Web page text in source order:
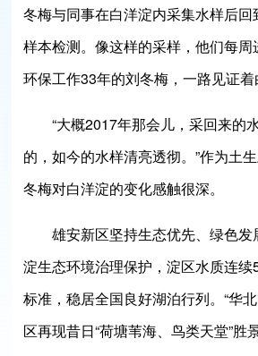
冬梅与同事在白洋淀内采集水样后回
样本检测。像这样的采样，他们每
环保工作33年的刘冬梅，一路见证着
“大概2017年那会儿，采回来的
的，如今的水样清亮透彻。”作为土
冬梅对白洋淀的变化感触很深。
雄安新区坚持生态优先、绿色
淀生态环境治理保护，淀区水质连
标准，稳居全国良好湖泊行列。“华
区再现昔日“荷塘苇海、鸟类天堂”胜景